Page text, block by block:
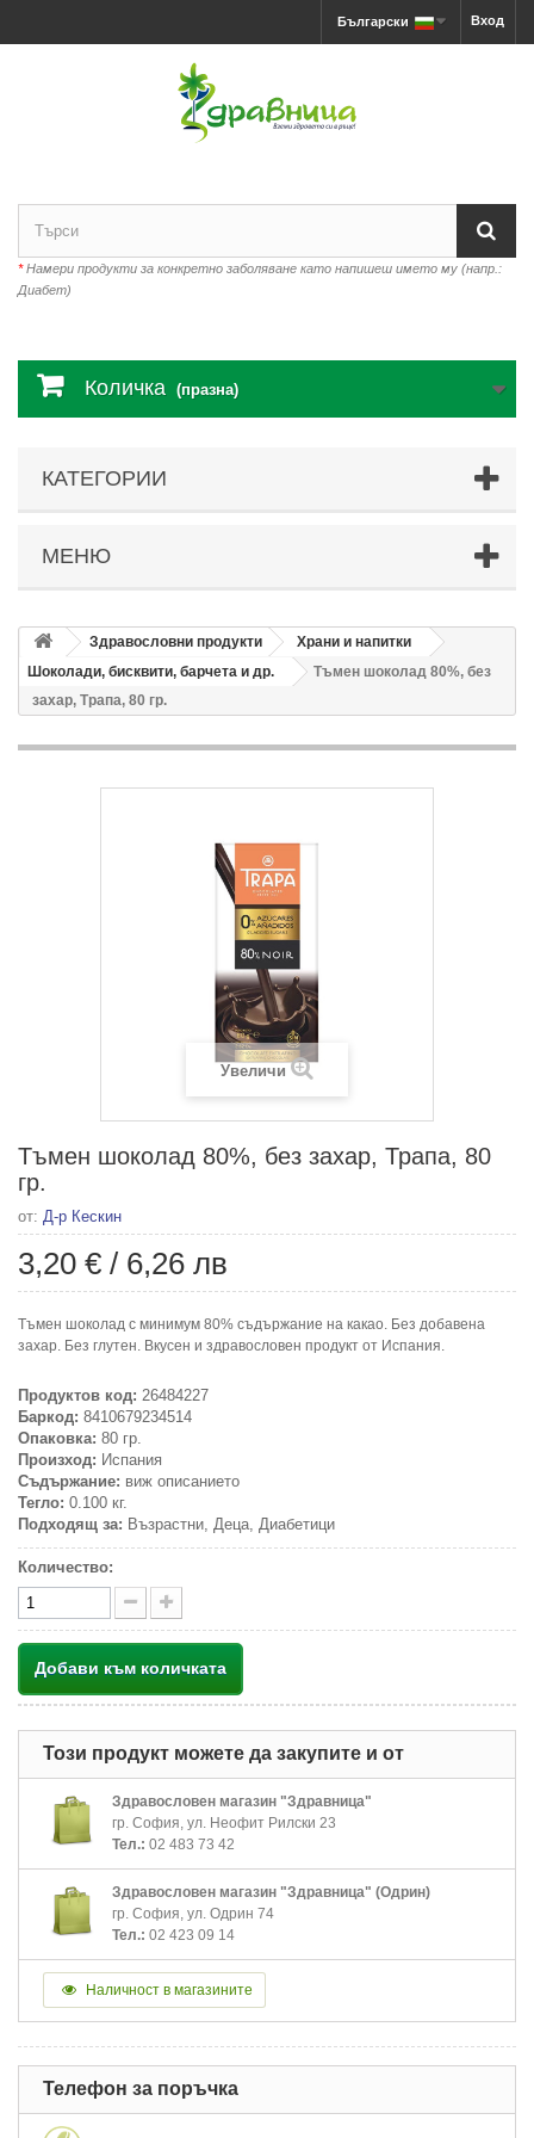
Вход
Български
*Намери продукти за конкретно заболяване като напишеш името му (напр.:
Диабет)
Количка (празна)
КАТЕГОРИИ
МЕНЮ
Здравословни продукти
Храни и напитки
Шоколади, бисквити, барчета и др.
Тъмен шоколад 80%, без
захар, Трапа, 80 гр.
Увеличи
Тъмен шоколад 80%, без захар, Трапа, 80
гр.
от: Д-р Кескин
3,20 € / 6,26 лв
Тъмен шоколад с минимум 80% съдържание на какао. Без добавена
захар. Без глутен. Вкусен и здравословен продукт от Испания.
Продуктов код: 26484227
Баркод: 8410679234514
Опаковка: 80 гр.
Произход: Испания
Съдържание: виж описанието
Тегло: 0.100 кг.
Подходящ за: Възрастни, Деца, Диабетици
Количество:
Добави към количката
Този продукт можете да закупите и от
Здравословен магазин "Здравница"
гр. София, ул. Неофит Рилски 23
Тел.: 02 483 73 42
Здравословен магазин "Здравница" (Одрин)
гр. София, ул. Одрин 74
Тел.: 02 423 09 14
Наличност в магазините
Телефон за поръчка